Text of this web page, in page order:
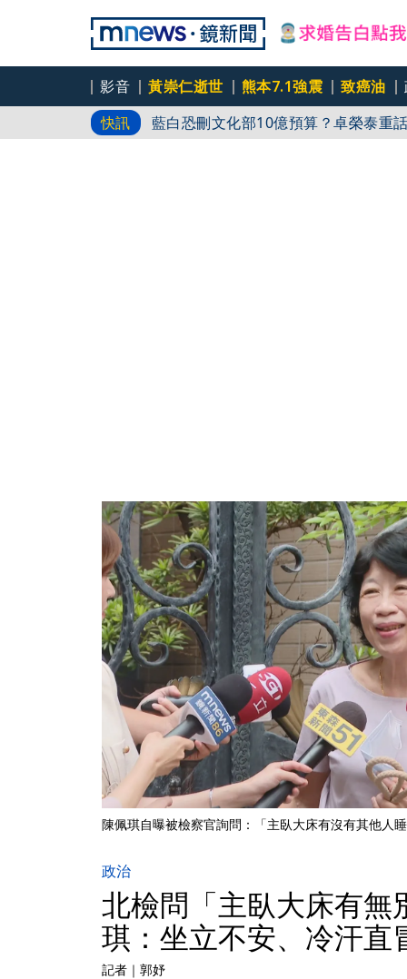
影音 黃崇仁逝世 熊本7.1強震 致癌油
快訊
百年堂黃金苦茶油苯駢芘超標 216瓶
藍白恐刪文化部10億預算？卓榮泰重
陳佩琪自曝被檢察官詢問：「主臥大床有沒有其他人
政治
北檢問「主臥大床有
琪：坐立不安、冷汗直
記者 ｜ 郭妤